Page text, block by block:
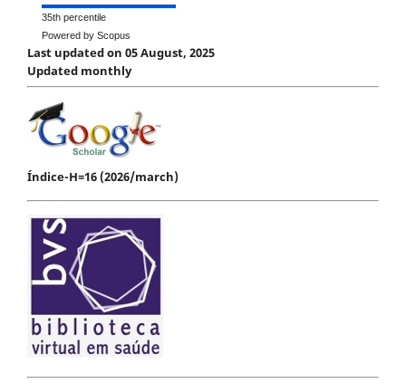
35th percentile
Powered by Scopus
Last updated on 05 August, 2025
Updated monthly
Índice-H=16 (2026/march)